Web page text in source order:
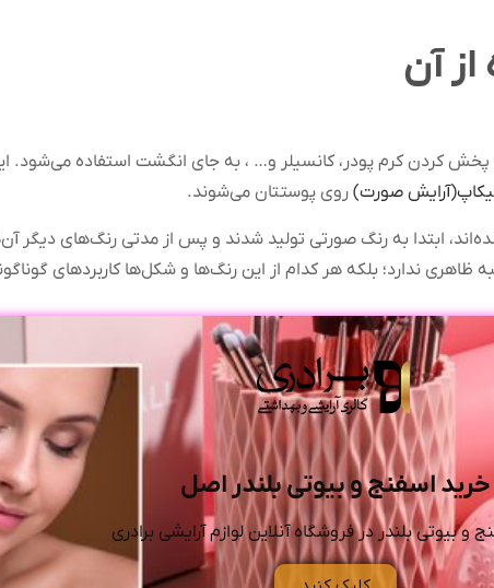
آن
پخش کردن کرم پودر، کانسیلر و… ، به جای انگشت استفاده
صورت) روی پوستتان می‌شوند.
ابتدا به رنگ صورتی تولید شدند و پس از مدتی رنگ‌های دیگر
ندارد؛ بلکه هر کدام از این رنگ‌ها و شکل‌ها کاربردهای
خرید اسفنج و بیوتی بلندر اصل
و بیوتی بلندر در فروشگاه آنلاین لوازم آرایشی برادری